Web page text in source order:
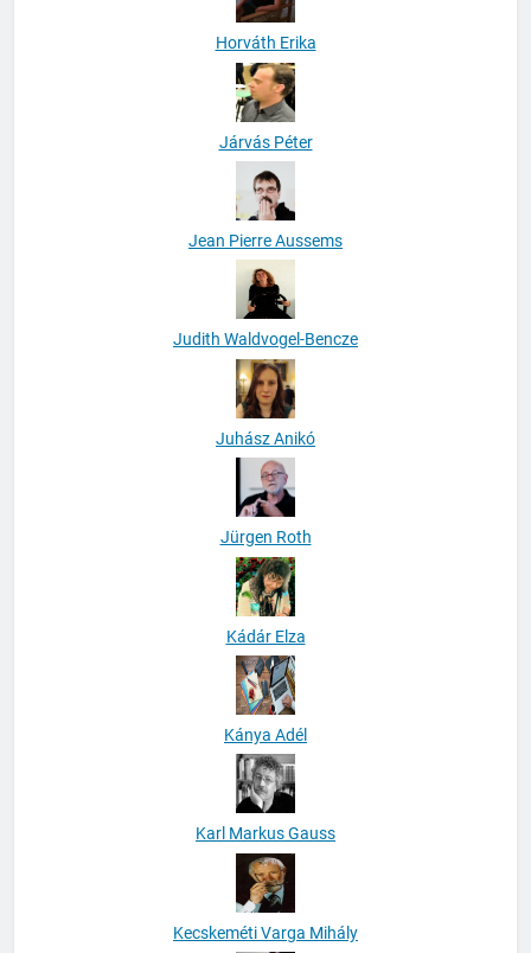
Horváth Erika
Járvás Péter
Jean Pierre Aussems
Judith Waldvogel-Bencze
Juhász Anikó
Jürgen Roth
Kádár Elza
Kánya Adél
Karl Markus Gauss
Kecskeméti Varga Mihály